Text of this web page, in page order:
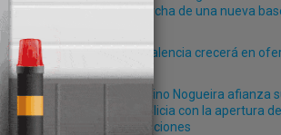
y
puesta en marcha de una nueva
El Puerto de Valencia crecerá en
El grupo Ceferino Nogueira afianza
posición en Galicia con la apertura de
nuevas instalaciones